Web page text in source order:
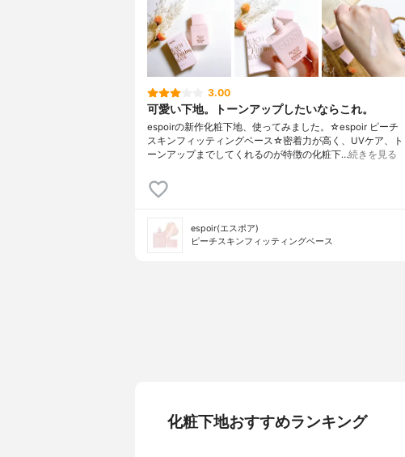
シルグリセリン、
タン、オクチルド
ソステアリン酸イソ
3.00
可愛い下地。トーンアップしたいならこれ。
espoirの新作化粧下地、使ってみました。☆espoir ピーチ
スキンフィッティングベース☆密着力が高く、UVケア、ト
ーンアップまでしてくれるのが特徴の化粧下…続きを見る
espoir(エスポア)
ピーチスキンフィッティングベース
化粧下地おすすめランキング